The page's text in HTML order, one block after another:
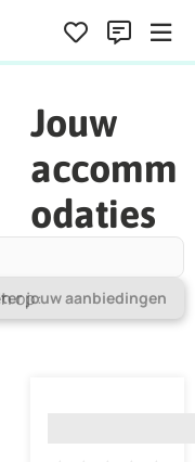
Jouw
accomm
odaties
jouw aanbiedingen
op Populariteit